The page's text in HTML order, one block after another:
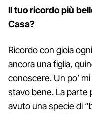
Il tuo ricordo più
Casa?
Ricordo con gioia
ancora una figlia,
conoscere. Un po’
stavo bene. La parte
avuto una specie di